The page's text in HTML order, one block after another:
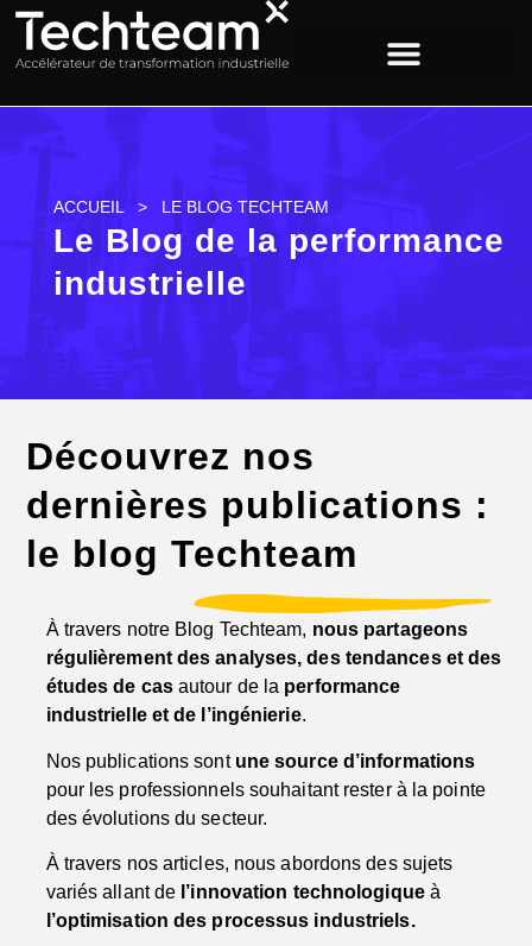
ACCUEIL > LE BLOG TECHTEAM
Le Blog de la performance
industrielle
Découvrez nos
dernières publications :
le blog Techteam
À travers notre Blog Techteam, nous partageons
régulièrement des analyses, des tendances et des
études de casautour de la performance
industrielle et de l’ingénierie.
Nos publications sont une source d’informations
pour les professionnels souhaitant rester à la pointe
des évolutions du secteur.
À travers nos articles, nous abordons des sujets
variés allant de l’innovation technologiqueà
l’optimisation des processus industriels.